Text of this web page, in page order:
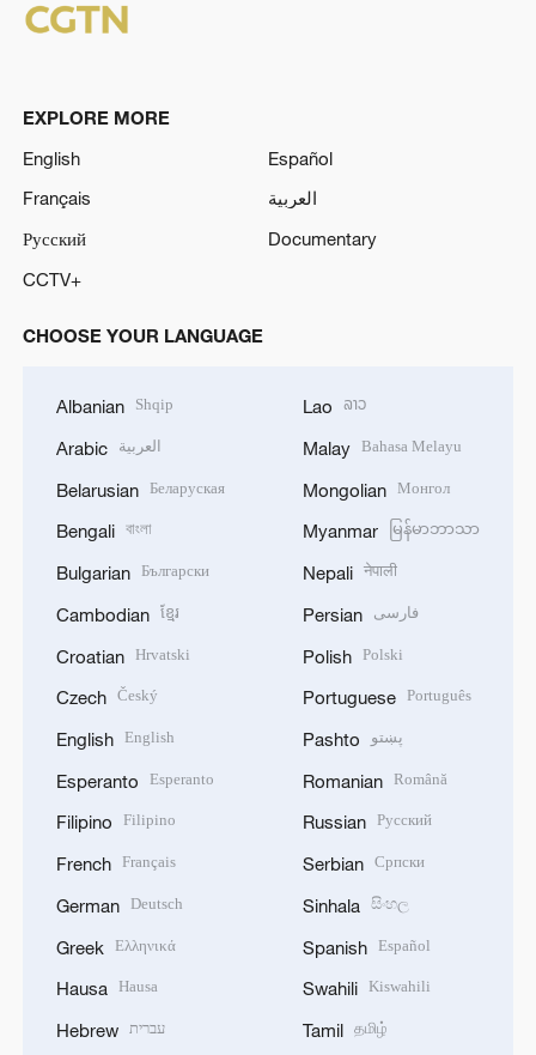
EXPLORE MORE
English
Español
Français
العربية
Русский
Documentary
CCTV+
CHOOSE YOUR LANGUAGE
Albanian Shqip
Arabic العربية
Belarusian Беларуская
Bengali বাংলা
Bulgarian Български
Cambodian ខ្មែរ
Croatian Hrvatski
Czech Český
English English
Esperanto Esperanto
Filipino Filipino
French Français
German Deutsch
Greek Ελληνικά
Hausa Hausa
Hebrew עברית
Lao ລາວ
Malay Bahasa Melayu
Mongolian Монгол
Myanmar မြန်မာဘာသာ
Nepali नेपाली
Persian فارسی
Polish Polski
Portuguese Português
Pashto پښتو
Romanian Română
Russian Русский
Serbian Српски
Sinhala සිංහල
Spanish Español
Swahili Kiswahili
Tamil தமிழ்